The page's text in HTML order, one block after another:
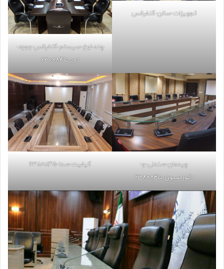
تجهیزات-سالن-کنفرانس
چند-نوع-سیستم-کنفرانس-وجود-
دارد-845×630
چیدمان-صندلی-و-
دکوراسیون-845×638
کیفیت-صدا-845×638